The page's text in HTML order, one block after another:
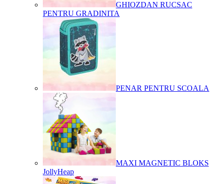
GHIOZDAN RUCSAC
PENTRU GRADINITA
PENAR PENTRU SCOALA
MAXI MAGNETIC BLOKS
JollyHeap